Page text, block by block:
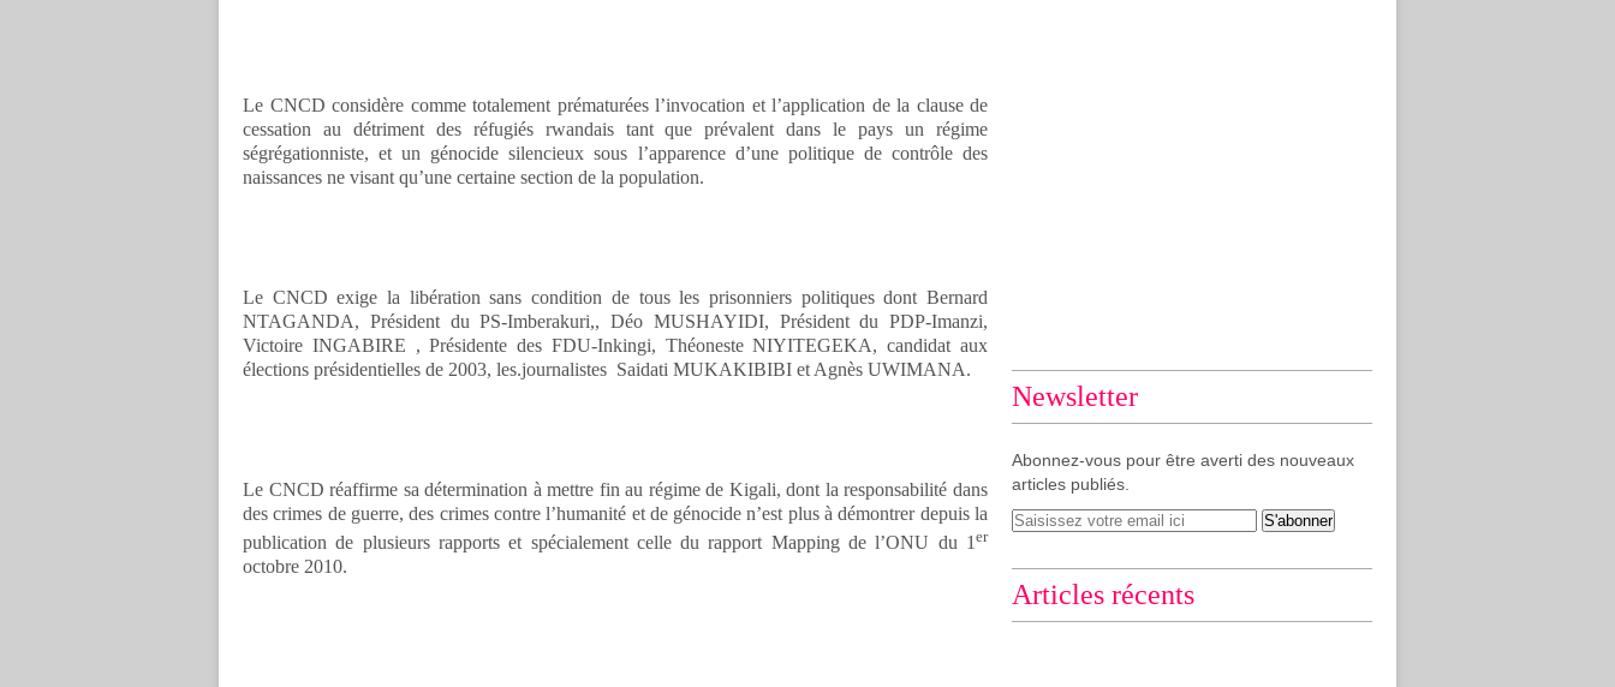
Le CNCD considère comme totalement prématurées l’invocation et l’application de la clause de
cessation au détriment des réfugiés rwandais tant que prévalent dans le pays un régime
ségrégationniste, et un génocide silencieux sous l’apparence d’une politique de contrôle des
naissances ne visant qu’une certaine section de la population.
Le CNCD exige la libération sans condition de tous les prisonniers politiques dont Bernard
NTAGANDA, Président du PS-Imberakuri,, Déo MUSHAYIDI, Président du PDP-Imanzi,
Victoire INGABIRE , Présidente des FDU-Inkingi, Théoneste NIYITEGEKA, candidat aux
élections présidentielles de 2003, les.journalistes Saidati MUKAKIBIBI et Agnès UWIMANA.
Le CNCD réaffirme sa détermination à mettre fin au régime de Kigali, dont la responsabilité dans
des crimes de guerre, des crimes contre l’humanité et de génocide n’est plus à démontrer depuis la
publication de plusieurs rapports et spécialement celle du rapport Mapping de l’ONU du 1 er
octobre 2010.
Newsletter
Abonnez-vous pour être averti des nouveaux
articles publiés.
Articles récents